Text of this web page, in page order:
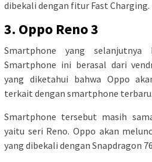
dibekali dengan fitur Fast Charging.
3. Oppo Reno 3
Smartphone yang
Smartphone ini berasal dari
yang diketahui bahwa Oppo
terkait dengan smartphone terbaru.
Smartphone tersebut masih
yaitu seri Reno. Oppo akan
yang dibekali dengan Snapdragon